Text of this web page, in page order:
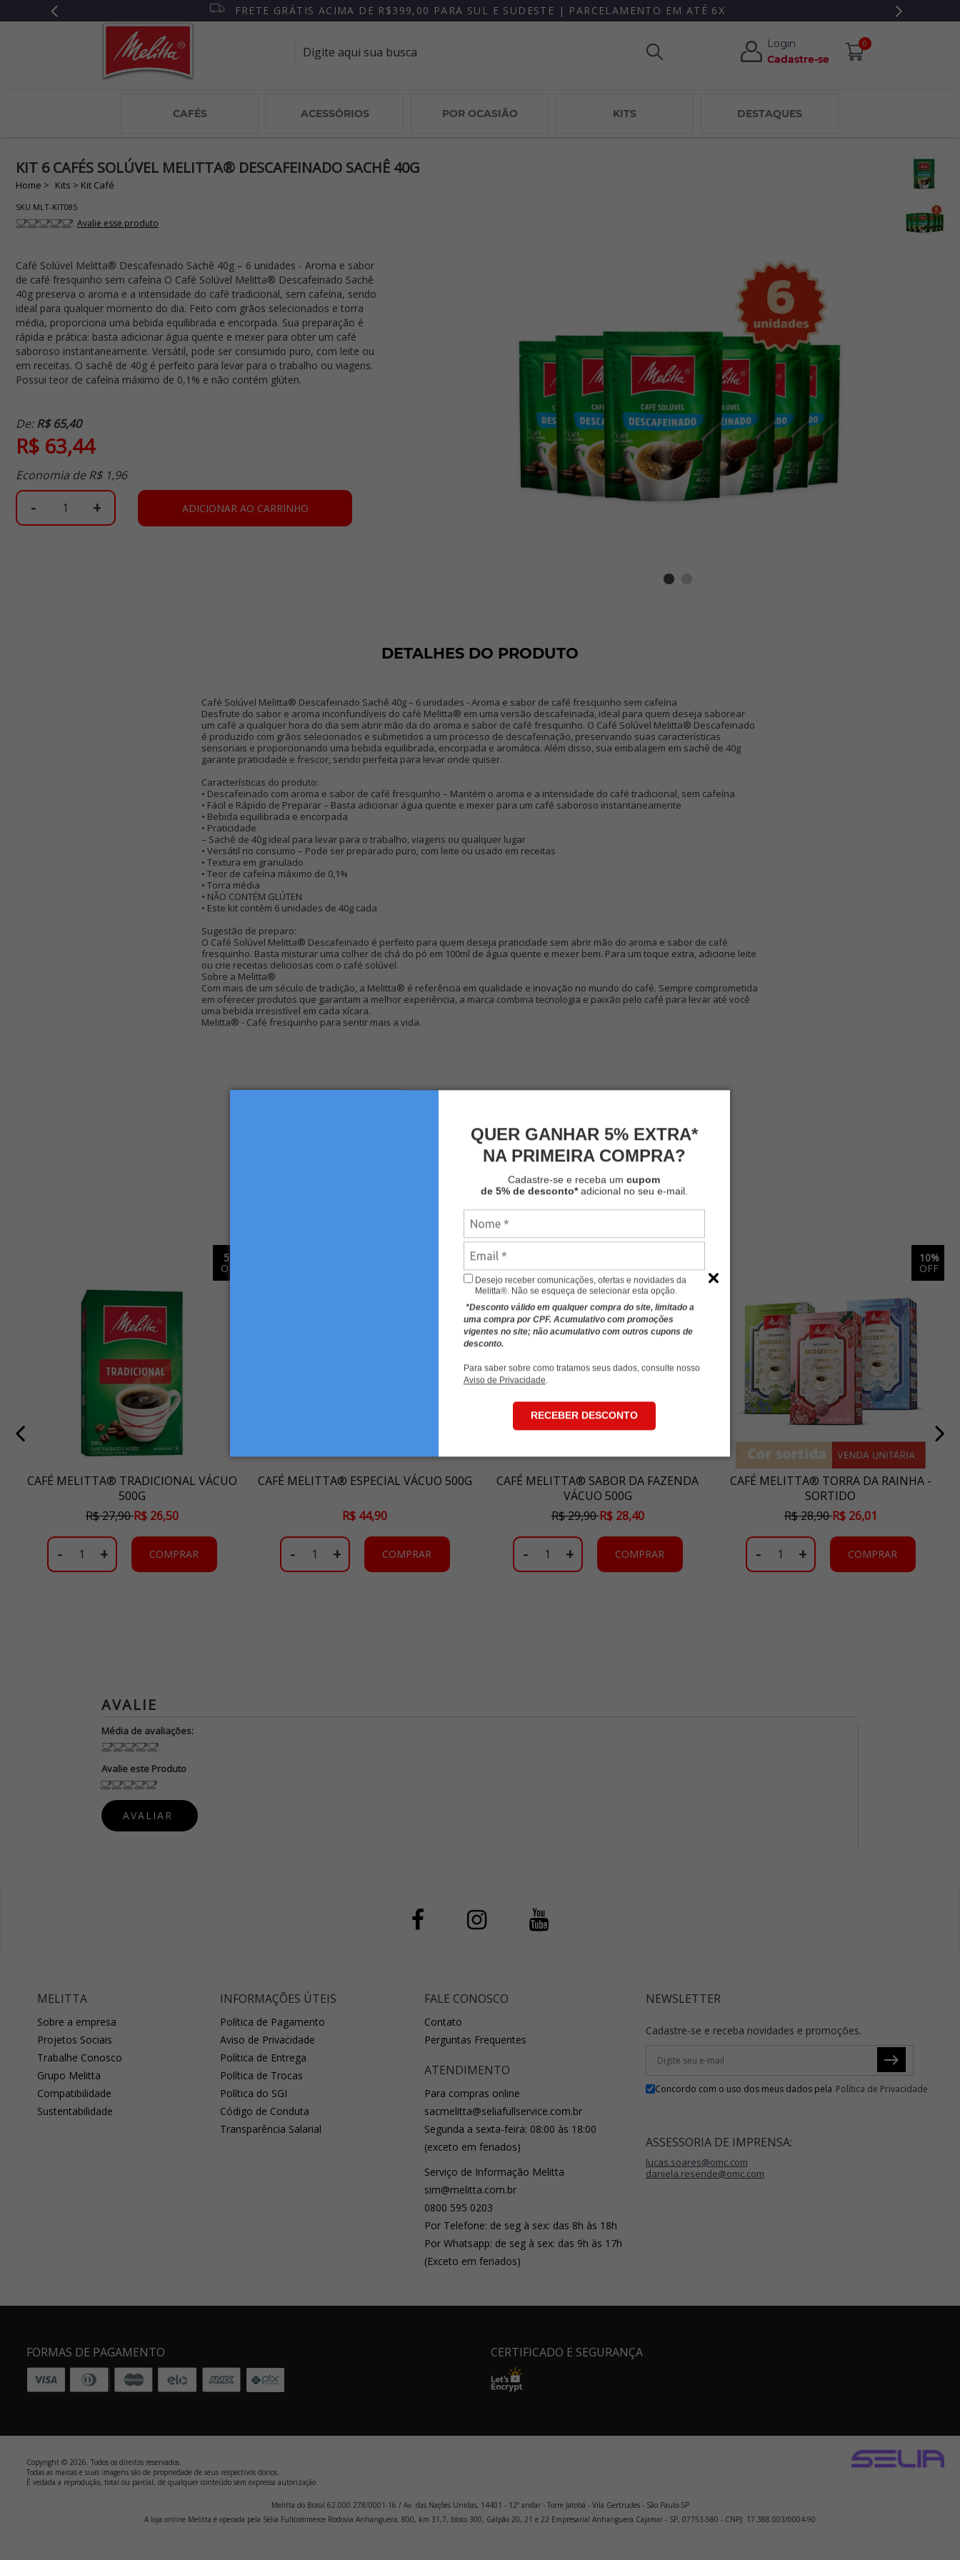
QUER GANHAR 5% EXTRA*
NA PRIMEIRA COMPRA?
Cadastre-se e receba umcupom
de 5% de desconto*adicional no seu e-mail.
Desejo receber comunicações, ofertas e novidades da
Melitta®. Não se esqueça de selecionar esta opção.
*Desconto válido em qualquer compra do site, limitado a
uma compra por CPF. Acumulativo com promoções
vigentes no site; não acumulativo com outros cupons de
desconto.
Para saber sobre como tratamos seus dados, consulte nosso
Aviso de Privacidade.
RECEBER DESCONTO
GANHE 3% DE DESCONTO ADICIONAL PAGANDO VIA PIX
Login
Cadastre-se
0
CAFÉS ACESSÓRIOS POR OCASIÃO KITS DESTAQUES
KIT 6 CAFÉS SOLÚVEL MELITTA® DESCAFEINADO SACHÊ 40G
Kits Kit Café
SKU MLT-KIT085
Avalie esse produto
Café Solúvel Melitta® Descafeinado Sachê 40g – 6 unidades - Aroma e sabor
de café fresquinho sem cafeína O Café Solúvel Melitta® Descafeinado Sachê
40g preserva o aroma e a intensidade do café tradicional, sem cafeína, sendo
ideal para qualquer momento do dia. Feito com grãos selecionados e torra
média, proporciona uma bebida equilibrada e encorpada. Sua preparação é
rápida e prática: basta adicionar água quente e mexer para obter um café
saboroso instantaneamente. Versátil, pode ser consumido puro, com leite ou
em receitas. O sachê de 40g é perfeito para levar para o trabalho ou viagens.
Possui teor de cafeína máximo de 0,1% e não contém glúten.
De:R$ 65,40
R$ 63,44
Economia deR$ 1,96
- + ADICIONAR AO CARRINHO
DETALHES DO PRODUTO
Café Solúvel Melitta® Descafeinado Sachê 40g – 6 unidades - Aroma e sabor de café fresquinho sem cafeína
Desfrute do sabor e aroma inconfundíveis do café Melitta® em uma versão descafeinada, ideal para quem deseja saborear
um café a qualquer hora do dia sem abrir mão da do aroma e sabor de café fresquinho. O Café Solúvel Melitta® Descafeinado
é produzido com grãos selecionados e submetidos a um processo de descafeinação, preservando suas características
sensoriais e proporcionando uma bebida equilibrada, encorpada e aromática. Além disso, sua embalagem em sachê de 40g
garante praticidade e frescor, sendo perfeita para levar onde quiser.
Características do produto:
• Descafeinado com aroma e sabor de café fresquinho – Mantém o aroma e a intensidade do café tradicional, sem cafeína
• Fácil e Rápido de Preparar – Basta adicionar água quente e mexer para um café saboroso instantaneamente
• Bebida equilibrada e encorpada
• Praticidade
– Sachê de 40g ideal para levar para o trabalho, viagens ou qualquer lugar
• Versátil no consumo – Pode ser preparado puro, com leite ou usado em receitas
• Textura em granulado
• Teor de cafeína máximo de 0,1%
• Torra média
• NÃO CONTÉM GLÚTEN
• Este kit contém 6 unidades de 40g cada
Sugestão de preparo:
O Café Solúvel Melitta® Descafeinado é perfeito para quem deseja praticidade sem abrir mão do aroma e sabor de café
fresquinho. Basta misturar uma colher de chá do pó em 100ml de água quente e mexer bem. Para um toque extra, adicione leite
ou crie receitas deliciosas com o café solúvel.
Sobre a Melitta®
Com mais de um século de tradição, a Melitta® é referência em qualidade e inovação no mundo do café. Sempre comprometida
em oferecer produtos que garantam a melhor experiência, a marca combina tecnologia e paixão pelo café para levar até você
uma bebida irresistível em cada xícara.
Melitta® - Café fresquinho para sentir mais a vida.
MAIS VISTOS
5%
OFF
CAFÉ MELITTA® TRADICIONAL VÁCUO
500G
R$ 27,90R$ 26,50
- + COMPRAR
CAFÉ MELITTA® ESPECIAL VÁCUO 500G
R$ 44,90
- + COMPRAR
OFF
CAFÉ MELITTA® SABOR DA FAZENDA
VÁCUO 500G
R$ 29,90R$ 28,40
- + COMPRAR
10%
OFF
CAFÉ MELITTA® TORRA DA RAINHA -
SORTIDO
R$ 28,90R$ 26,01
- + COMPRAR
Média de avaliações:
Avalie este Produto
MELITTA
Sobre a empresa
Projetos Sociais
Trabalhe Conosco
Grupo Melitta
Compatibilidade
Sustentabilidade
INFORMAÇÕES ÚTEIS
Política de Pagamento
Aviso de Privacidade
Política de Entrega
Política de Trocas
Política do SGI
Código de Conduta
Transparência Salarial
FALE CONOSCO
Contato
Perguntas Frequentes
ATENDIMENTO
Para compras online
sacmelitta@seliafullservice.com.br
Segunda a sexta-feira: 08:00 às 18:00
(exceto em feriados)
Serviço de Informação Melitta
sim@melitta.com.br
0800 595 0203
Por Telefone: de seg à sex: das 8h às 18h
Por Whatsapp: de seg à sex: das 9h às 17h
(Exceto em feriados)
NEWSLETTER
Cadastre-se e receba novidades e promoções.
Concordo com o uso dos meus dados pela Política de Privacidade
ASSESSORIA DE IMPRENSA:
lucas.soares@omc.com
daniela.resende@omc.com
FORMAS DE PAGAMENTO CERTIFICADO E SEGURANÇA
Copyright © 2026. Todos os direitos reservados.
Todas as marcas e suas imagens são de propriedade de seus respectivos donos.
É vedada a reprodução, total ou parcial, de qualquer conteúdo sem expressa autorização.
Melitta do Brasil 62.000.278/0001-16 / Av. das Nações Unidas, 14401 - 12º andar - Torre Jatobá - Vila Gertrudes - São Paulo-SP
A loja online Melitta é operada pela Selia Fullcommerce Rodovia Anhanguera, 800, km 31,7, bloco 300, Galpão 20, 21 e 22 Empresarial Anhanguera Cajamar - SP, 07753-580 - CNPJ: 17.388.003/0004-90